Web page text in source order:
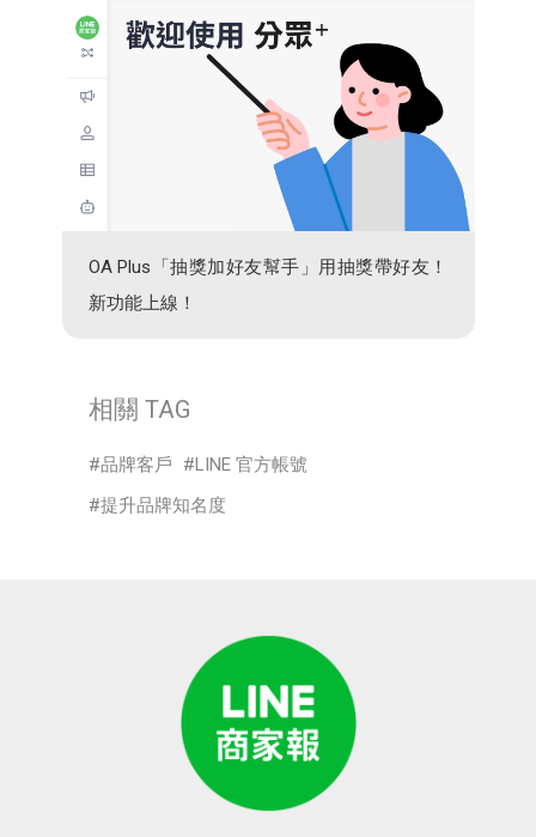
OA Plus「抽獎加好友幫手」用抽獎帶好友！
新功能上線！
相關 TAG
品牌客戶
LINE 官方帳號
提升品牌知名度